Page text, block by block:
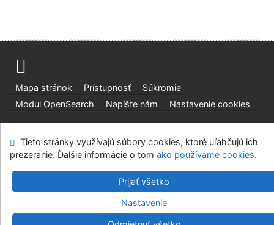
Mapa stránok Prístupnosť
Súkromie
Modul OpenSearch
Napíšte nám Nastavenie cookies
univerzite vo Zvolene
Tieto stránky využívajú súbory cookies, ktoré uľahčujú ich
prezeranie. Ďalšie informácie o tom ako používame cookies.
Prijať všetko
Nastavenie